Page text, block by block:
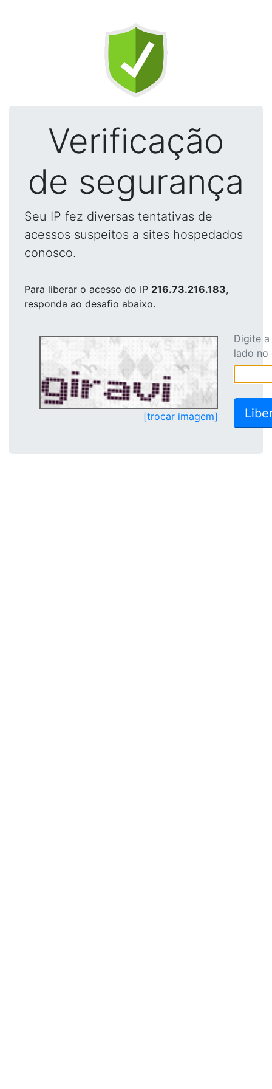
Verificação
de segurança
Seu IP fez diversas tentativas de
acessos suspeitos a sites hospedados
conosco.
Para liberar o acesso do IP 216.73.216.183,
responda ao desafio abaixo.
[trocar imagem]
Digite
lado no